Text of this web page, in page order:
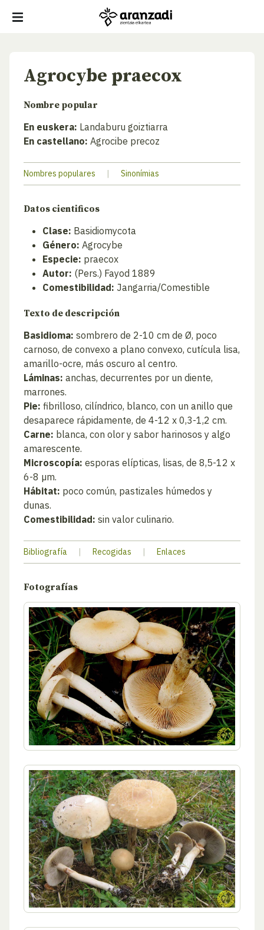
Agrocybe praecox
Nombre popular
En euskera: Landaburu goiztiarra
En castellano: Agrocibe precoz
Nombres populares | Sinonímias
Datos cientificos
Clase: Basidiomycota
Género: Agrocybe
Especie: praecox
Autor: (Pers.) Fayod 1889
Comestibilidad: Jangarria/Comestible
Texto de descripción
Basidioma: sombrero de 2-10 cm de Ø, poco
carnoso, de convexo a plano convexo, cutícula lisa,
amarillo-ocre, más oscuro al centro.
Láminas: anchas, decurrentes por un diente,
marrones.
Pie: fibrilloso, cilíndrico, blanco, con un anillo que
desaparece rápidamente, de 4-12 x 0,3-1,2 cm.
Carne: blanca, con olor y sabor harinosos y algo
amarescente.
Microscopía: esporas elípticas, lisas, de 8,5-12 x
6-8 µm.
Hábitat: poco común, pastizales húmedos y
dunas.
Comestibilidad: sin valor culinario.
Bibliografía | Recogidas | Enlaces
Fotografías